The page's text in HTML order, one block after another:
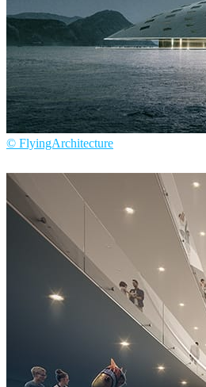
© FlyingArchitecture
Flying Architecture